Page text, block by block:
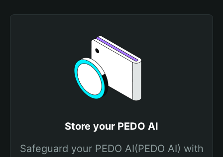
Store your PEDO AI
Safeguard your PEDO AI(PEDO AI) with